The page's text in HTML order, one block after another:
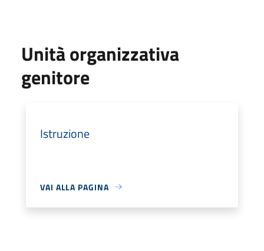
Unità organizzativa
genitore
Istruzione
VAI ALLA PAGINA